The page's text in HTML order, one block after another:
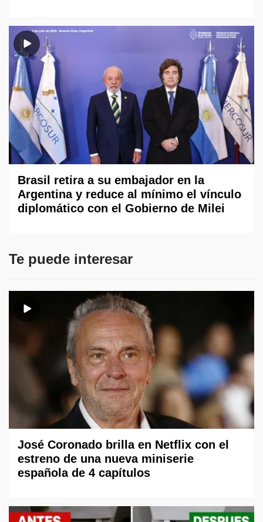
Brasil retira a su embajador en la
Argentina y reduce al mínimo el vínculo
diplomático con el Gobierno de Milei
Te puede interesar
José Coronado brilla en Netflix con el
estreno de una nueva miniserie
española de 4 capítulos